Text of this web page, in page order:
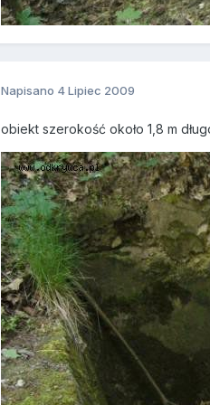
Napisano 4 Lipiec 2009
obiekt szerokość około 1,8 m